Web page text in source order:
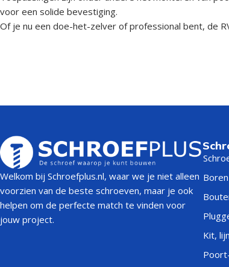
voor een solide bevestiging.
Of je nu een doe-het-zelver of professional bent, de
Welkom bij Schroefplus.nl, waar we je niet alleen
voorzien van de beste schroeven, maar je ook
helpen om de perfecte match te vinden voor
jouw project.
Boren
Kit,